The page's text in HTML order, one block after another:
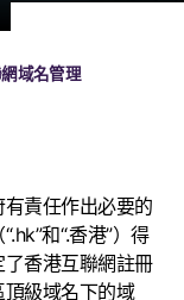
域名管理
責任作出必要的
和“.香港”）得
香港互聯網註冊
級域名下的域